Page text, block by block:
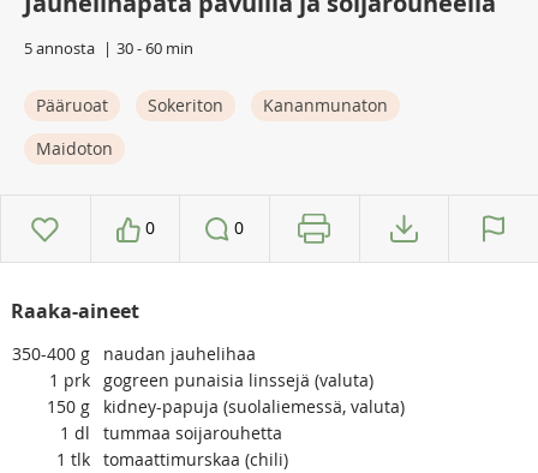
5 annosta 30 - 60 min
Pääruoat Sokeriton
Kananmunaton
Maidoton
0 0
Raaka-aineet
350-400 g
naudan jauhelihaa
1 prk
gogreen punaisia linssejä (valuta)
150 g
kidney-papuja (suolaliemessä, valuta)
1 dl
tummaa soijarouhetta
1 tlk tomaattimurskaa (chili)